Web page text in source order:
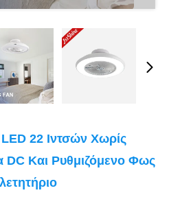
22 Ιντσών Χωρίς
DC Και Ρυθμιζόμενο Φως